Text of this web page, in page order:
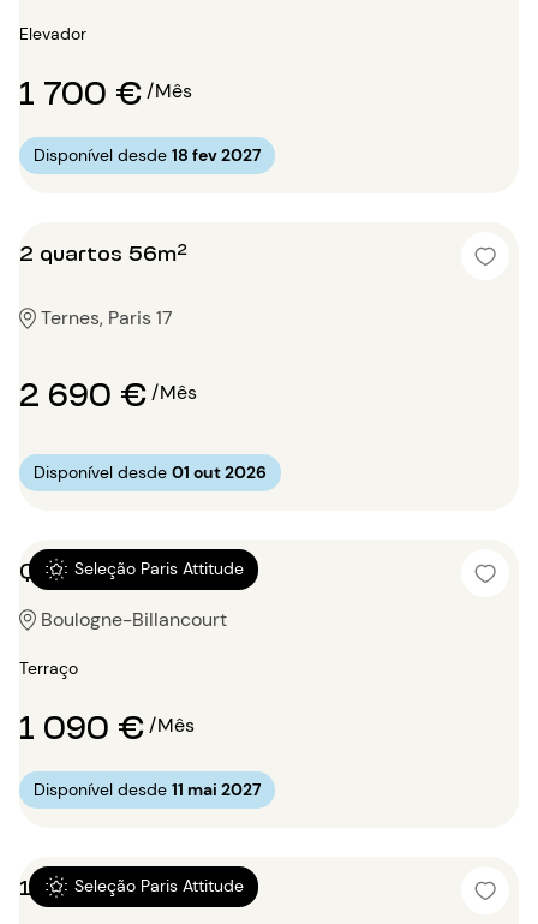
Elevador
1 700 €/Mês
Disponível desde 18 fev 2027
2 quartos 56m²
Ternes, Paris 17
2 690 €/Mês
Disponível desde 01 out 2026
Seleção Paris Attitude
Quitinete 24m²
Boulogne-Billancourt
Terraço
1 090 €/Mês
Disponível desde 11 mai 2027
Seleção Paris Attitude
1 quarto 56m²